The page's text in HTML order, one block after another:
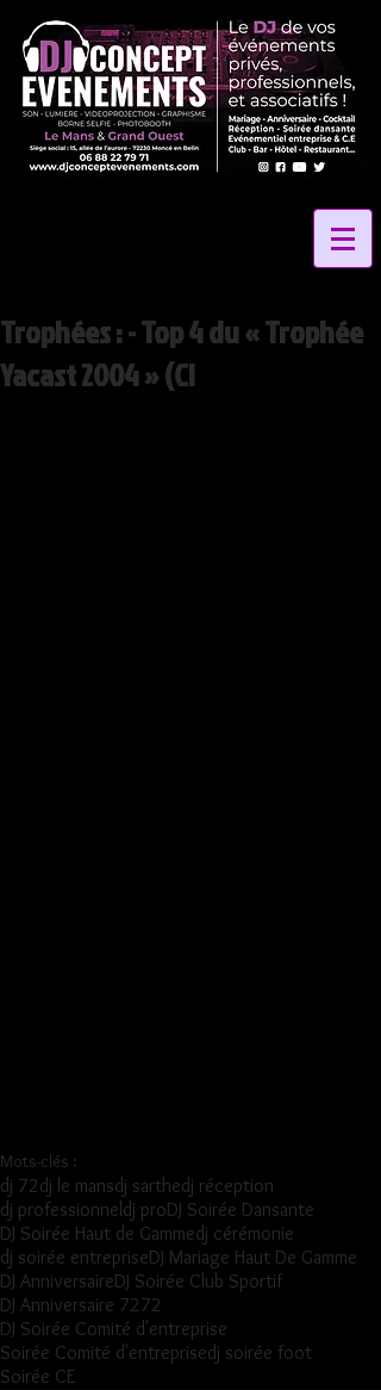
Trophées : - Top 4 du « Trophée
Yacast 2004 » (Cl
Mots-clés :
dj 72dj le mansdj sarthedj réception
dj professionnel dj proDJ Soirée Dansante
DJ Soirée Haut de Gammedj cérémonie
dj soirée entrepriseDJ Mariage Haut De Gamme
DJ AnniversaireDJ Soirée Club Sportif
DJ Anniversaire 7272
DJ Soirée Comité d'entreprise
Soirée Comité d'entreprisedj soirée foot
Soirée CE